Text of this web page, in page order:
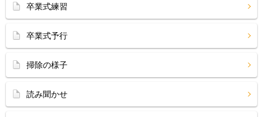
卒業式練習
卒業式予行
掃除の様子
読み聞かせ